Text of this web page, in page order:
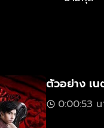
ตัวอย่าง เ
0:00:53